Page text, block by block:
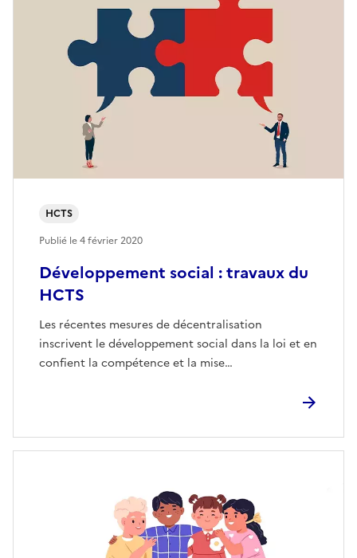
Développement social : travaux du
HCTS
Les récentes mesures de décentralisation
inscrivent le développement social dans la loi et en
confient la compétence et la mise…
HCTS
Publié le4 février 2020